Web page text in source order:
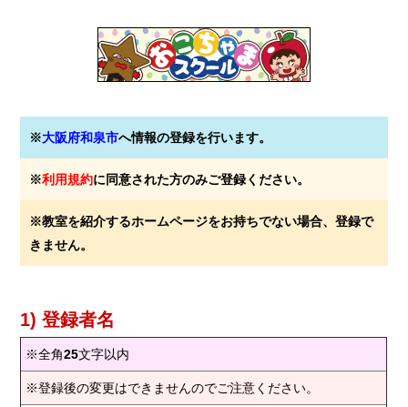
※大阪府和泉市へ情報の登録を行います。
※利用規約に同意された方のみご登録ください。
※教室を紹介するホームページをお持ちでない場合、登録で
きません。
1) 登録者名
※全角25文字以内
※登録後の変更はできませんのでご注意ください。